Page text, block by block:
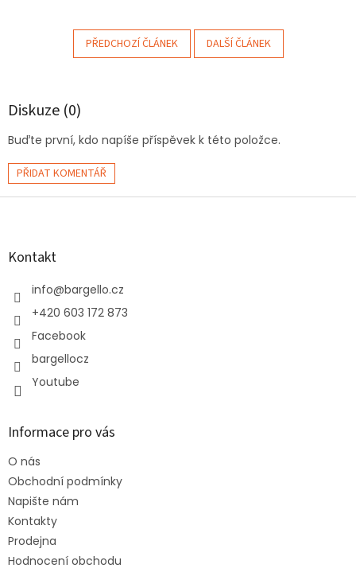
PŘEDCHOZÍ ČLÁNEK DALŠÍ ČLÁNEK
Diskuze (0)
Buďte první, kdo napíše příspěvek k této položce.
PŘIDAT KOMENTÁŘ
Z
Kontakt
info@bargello.cz
+420 603 172 873
Facebook
bargellocz
Youtube
Informace pro vás
O nás
Obchodní podmínky
Napište nám
Kontakty
Prodejna
Hodnocení obchodu